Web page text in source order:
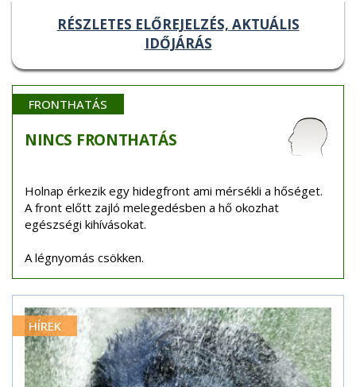
RÉSZLETES ELŐREJELZÉS, AKTUÁLIS
IDŐJÁRÁS
FRONTHATÁS
NINCS FRONTHATÁS
Holnap érkezik egy hidegfront ami mérsékli a hőséget.
A front előtt zajló melegedésben a hő okozhat
egészségi kihívásokat.
A légnyomás csökken.
HÍREK